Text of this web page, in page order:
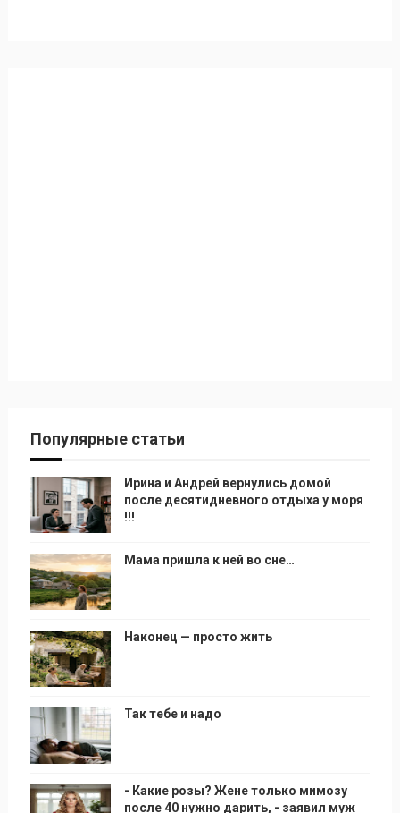
Популярные статьи
Ирина и Андрей вернулись домой
после десятидневного отдыха у моря
!!!
Мама пришла к ней во сне…
Наконец — просто жить
Так тебе и надо
- Какие розы? Жене только мимозу
после 40 нужно дарить, - заявил муж